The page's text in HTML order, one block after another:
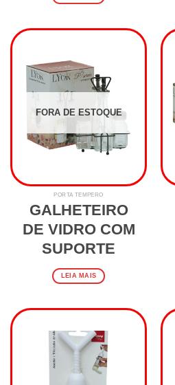
FORA DE ESTOQUE
PORTA TEMPERO
GALHETEIRO
DE VIDRO COM
SUPORTE
LEIA MAIS